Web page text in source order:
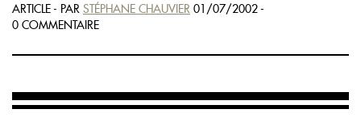
ARTICLE - PAR STÉPHANE CHAUVIER 01/07/2002 -
0 COMMENTAIRE